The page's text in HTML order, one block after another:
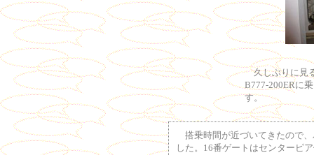
久しぶりに見
B777-200ERに
す。
搭乗時間が近づいてきたので
した。16番ゲートはセンターピ